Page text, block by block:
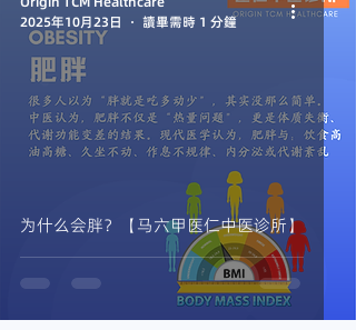
为什么会胖？【马六甲医仁中医诊所】
2025年10月23日
讀畢需時 1 分鐘